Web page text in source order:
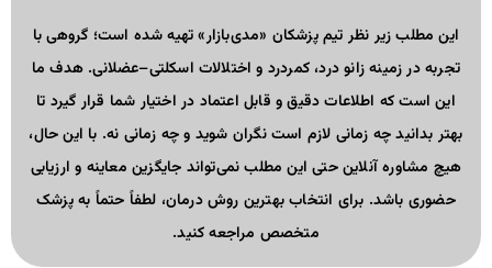
این مطلب زیر نظر تیم پزشکان «مدی‌بازار» تهیه شده است؛ گروهی با
تجربه در زمینه زانو درد، کمردرد و اختلالات اسکلتی–عضلانی. هدف ما
این است که اطلاعات دقیق و قابل اعتماد در اختیار شما قرار گیرد تا
بهتر بدانید چه زمانی لازم است نگران شوید و چه زمانی نه. با این حال،
هیچ مشاوره آنلاین حتی این مطلب نمی‌تواند جایگزین معاینه و ارزیابی
حضوری باشد. برای انتخاب بهترین روش درمان، لطفاً حتماً به پزشک
متخصص مراجعه کنید.